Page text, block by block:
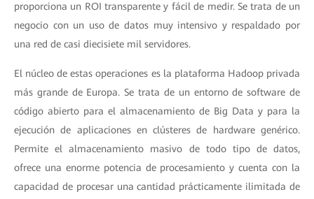
proporciona un ROI transparente y fácil de medir. Se trata de un
negocio con un uso de datos muy intensivo y respaldado por
una red de casi diecisiete mil servidores.
El núcleo de estas operaciones es la plataforma Hadoop privada
más grande de Europa. Se trata de un entorno de software de
código abierto para el almacenamiento de Big Data y para la
ejecución de aplicaciones en clústeres de hardware genérico.
Permite el almacenamiento masivo de todo tipo de datos,
ofrece una enorme potencia de procesamiento y cuenta con la
capacidad de procesar una cantidad prácticamente ilimitada de